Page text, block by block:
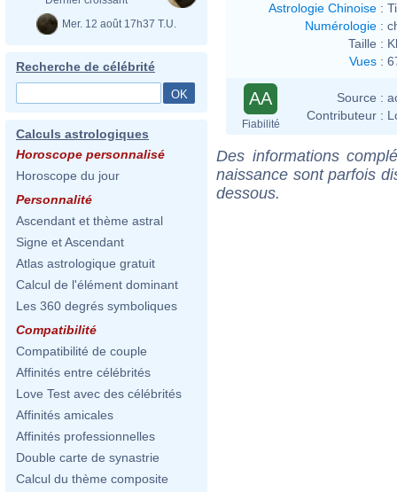
Mer. 12 août 17h37 T.U.
Recherche de célébrité
Calculs astrologiques
Horoscope personnalisé
Horoscope du jour
Personnalité
Ascendant et thème astral
Signe et Ascendant
Atlas astrologique gratuit
Calcul de l'élément dominant
Les 360 degrés symboliques
Compatibilité
Compatibilité de couple
Affinités entre célébrités
Love Test avec des célébrités
Affinités amicales
Affinités professionnelles
Double carte de synastrie
Calcul du thème composite
Astrologie Chinoise :
Numérologie :
Taille :
Vues :
AA
Fiabilité
Source :
Contributeur :
Des informations
naissance sont parfois
dessous.